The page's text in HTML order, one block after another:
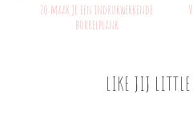
Zo maak je een indrukwekkende
borrelplank
LIKE JIJ LITTLE